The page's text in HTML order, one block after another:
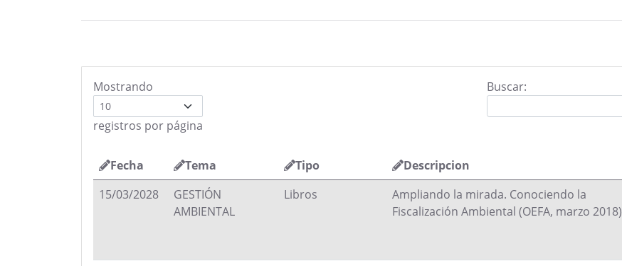
Mostrando
registros por página
Buscar:
Fecha Tema Tipo Descripcion
15/03/2028
GESTIÓN
AMBIENTAL
Libros
Ampliando la mirada. Conociendo la
Fiscalización Ambiental (OEFA, marzo 2018)